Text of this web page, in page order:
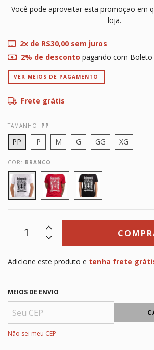
Você pode aproveitar esta promoção em
loja.
2x de R$30,00sem juros
2% de desconto pagando com Boleto
VER MEIOS DE PAGAMENTO
Frete grátis
TAMANHO: PP
PP P M G GG XG
COR: BRANCO
Adicione este produto e tenha frete
MEIOS DE ENVIO
Não sei meu CEP